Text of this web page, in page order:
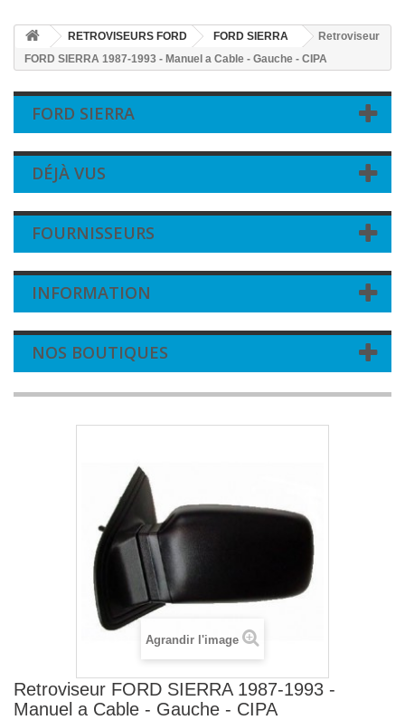
RETROVISEURS FORD FORD SIERRA
Retroviseur
FORD SIERRA 1987-1993 - Manuel a Cable - Gauche - CIPA
FORD SIERRA
DÉJÀ VUS
FOURNISSEURS
INFORMATION
NOS BOUTIQUES
Agrandir l'image
Retroviseur FORD SIERRA 1987-1993 -
Manuel a Cable - Gauche - CIPA